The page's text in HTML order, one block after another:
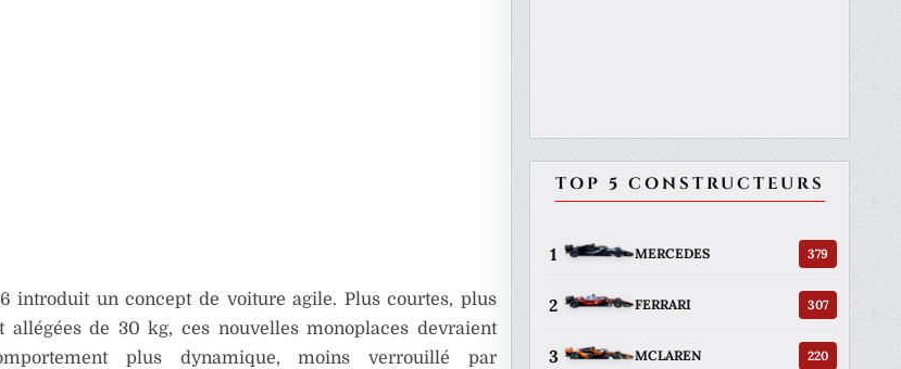
introduit un concept de voiture agile. Plus courtes, plus
allégées de 30 kg, ces nouvelles monoplaces devraient
plus dynamique, moins verrouillé par
TOP 5 CONSTRUCTEURS
1 MERCEDES 379
2 FERRARI 307
3 MCLAREN 220